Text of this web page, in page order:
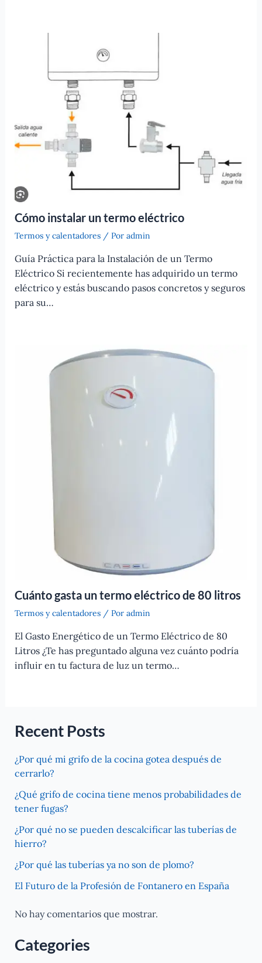
Cómo instalar un termo eléctrico
Termos y calentadores/ Por admin
Guía Práctica para la Instalación de un Termo
Eléctrico Si recientemente has adquirido un termo
eléctrico y estás buscando pasos concretos y seguros
para su…
Cuánto gasta un termo eléctrico de 80 litros
Termos y calentadores/ Por admin
El Gasto Energético de un Termo Eléctrico de 80
Litros ¿Te has preguntado alguna vez cuánto podría
influir en tu factura de luz un termo…
Recent Posts
¿Por qué mi grifo de la cocina gotea después de
cerrarlo?
¿Qué grifo de cocina tiene menos probabilidades de
tener fugas?
¿Por qué no se pueden descalcificar las tuberías de
hierro?
¿Por qué las tuberías ya no son de plomo?
El Futuro de la Profesión de Fontanero en España
No hay comentarios que mostrar.
Categories